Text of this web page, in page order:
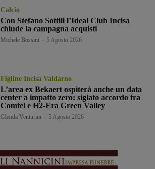
Calcio
Con Stefano Sottili l’Ideal Club Incisa
chiude la campagna acquisti
Michele Bossini 5 Agosto 2026
Figline Incisa Valdarno
L’area ex Bekaert ospiterà anche un data
center a impatto zero: siglato accordo fra
Comtel e H2-Era Green Valley
Glenda Venturini 5 Agosto 2026